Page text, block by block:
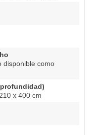
disponible como
x 400 cm